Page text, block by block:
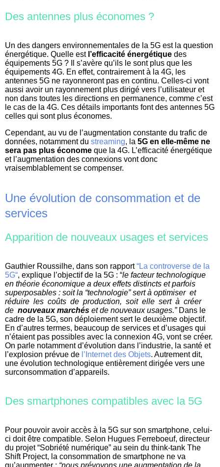
Des antennes plus économes ?
Un des dangers environnementales de la 5G est la question
énergétique. Quelle est l’efficacité énergétique des
équipements 5G ? Il s’avère qu’ils le sont plus que les
équipements 4G. En effet, contrairement à la 4G, les
antennes 5G ne rayonneront pas en continu. Celles-ci vont
aussi avoir un rayonnement plus dirigé vers l’utilisateur et
non dans toutes les directions en permanence, comme c’est
le cas de la 4G. Ces détails importants font des antennes 5G
celles qui sont plus économes.
Cependant, au vu de l’augmentation constante du trafic de
données, notamment du streaming, la 5G en elle-même ne
sera pas plus économe que la 4G. L’efficacité énergétique
et l’augmentation des connexions vont donc
vraisemblablement se compenser.
Une évolution de consommation et de
services
Apparition de nouveaux usages et services
Gauthier Roussilhe, dans son rapport“La controverse de la
5G“, explique l’objectif de la 5G : “le facteur technologique
en théorie économique a deux effets distincts et parfois
superposables : soit la “technologie” sert à optimiser et
réduire les coûts de production, soit elle sert à créer
de nouveaux marchés et de nouveaux usages.” Dans le
cadre de la 5G, son déploiement sert le deuxième objectif.
En d’autres termes, beaucoup de services et d’usages qui
n’étaient pas possibles avec la connexion 4G, vont se créer.
On parle notamment d’évolution dans l’industrie, la santé et
l’explosion prévue de l’Internet des Objets. Autrement dit,
une évolution technologique entièrement dirigée vers une
surconsommation d’appareils.
Des smartphones compatibles avec la 5G
Pour pouvoir avoir accès à la 5G sur son smartphone, celui-
ci doit être compatible. Selon Hugues Ferreboeuf, directeur
du projet “Sobriété numérique” au sein du think-tank The
Shift Project, la consommation de smartphone ne va
qu’augmenter : “nous prévoyons une augmentation de la